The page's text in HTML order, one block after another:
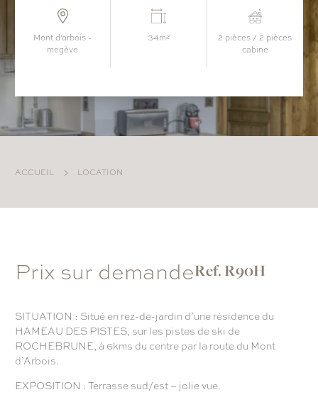
mont d'arbois -
megève
34m²
2 pièces / 2 pièces
cabine
ACCUEIL LOCATION
Prix sur demandeRef. R90H
SITUATION : Situé en rez-de-jardin d’une résidence du
HAMEAU DES PISTES, sur les pistes de ski de
ROCHEBRUNE, à 6kms du centre par la route du Mont
d’Arbois.
EXPOSITION : Terrasse sud/est – jolie vue.